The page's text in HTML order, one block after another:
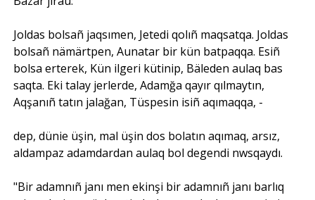
Joldas bolsañ jaqsımen, Jetedi qolıñ maqsatqa. Joldas
bolsañ nämärtpen, Aunatar bir kün batpaqqa. Esiñ
bolsa erterek, Kün ilgeri kütinip, Bäleden aulaq bas
saqta. Eki talay jerlerde, Adamğa qayır qılmaytın,
Aqşanıñ tatın jalağan, Tüspesin isiñ aqımaqqa, -
dep, dünie üşin, mal üşin dos bolatın aqımaq, arsız,
aldampaz adamdardan aulaq bol degendi nwsqaydı.
"Bir adamnıñ janı men ekinşi bir adamnıñ janı barlıq